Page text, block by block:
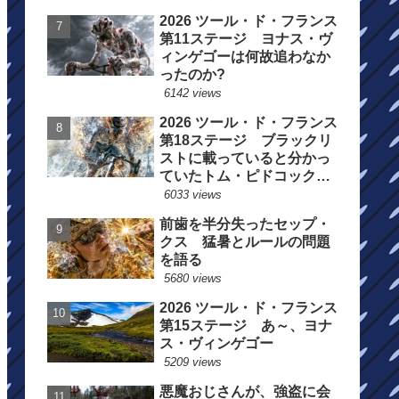
2026 ツール・ド・フランス
第11ステージ ヨナス・ヴ
ィンゲゴーは何故追わなか
ったのか?
6142 views
2026 ツール・ド・フランス
第18ステージ ブラックリ
ストに載っていると分かっ
ていたトム・ピドコックは
総合順位死守に
6033 views
前歯を半分失ったセップ・
クス 猛暑とルールの問題
を語る
5680 views
2026 ツール・ド・フランス
第15ステージ あ～、ヨナ
ス・ヴィンゲゴー
5209 views
悪魔おじさんが、強盗に会